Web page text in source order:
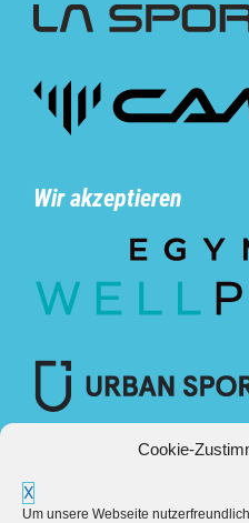
Cookie-
X
Um unsere Webseite
Wir akzeptieren